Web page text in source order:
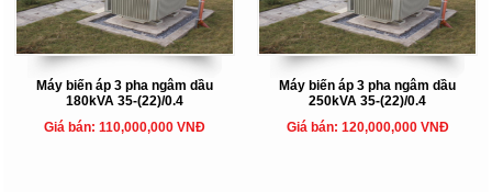
Máy biến áp 3 pha ngâm dầu
180kVA 35-(22)/0.4
Giá bán: 110,000,000 VNĐ
Máy biến áp 3 pha ngâm dầu
250kVA 35-(22)/0.4
Giá bán: 120,000,000 VNĐ